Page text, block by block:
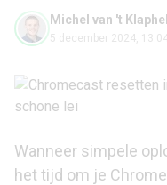
Michel van 't
5 december 2024,
Wanneer simpele
het tijd om je